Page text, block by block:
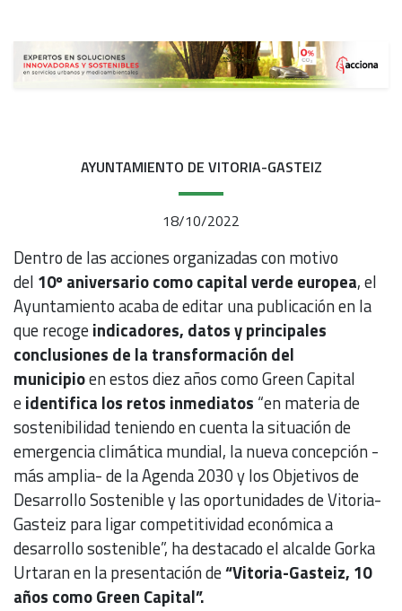
AYUNTAMIENTO DE VITORIA-GASTEIZ
18/10/2022
Dentro de las acciones organizadas con motivo
del 10º aniversario como capital verde europea, el
Ayuntamiento acaba de editar una publicación en la
que recogeindicadores, datos y principales
conclusiones de la transformación del
municipioen estos diez años como Green Capital
eidentifica los retos inmediatos “en materia de
sostenibilidad teniendo en cuenta la situación de
emergencia climática mundial, la nueva concepción -
más amplia- de la Agenda 2030 y los Objetivos de
Desarrollo Sostenible y las oportunidades de Vitoria-
Gasteiz para ligar competitividad económica a
desarrollo sostenible”, ha destacado el alcalde Gorka
Urtaran en la presentación de“Vitoria-Gasteiz, 10
años como Green Capital”.